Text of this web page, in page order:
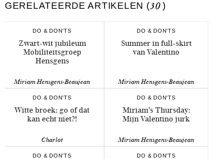
GERELATEERDE ARTIKELEN (30 )
DO & DON'TS
Zwart-wit jubileum
Mobiliteitsgroep
Hensgens
Miriam Hensgens-Beaujean
DO & DON'TS
Summer in full-skirt
van Valentino
Miriam Hensgens-Beaujean
DO & DON'TS
Witte broek: go of dat
kan echt niet?!
Charlot
DO & DON'TS
Miriam’s Thursday:
Mijn Valentino jurk
Miriam Hensgens-Beaujean
DO & DON'TS DO & DON'TS